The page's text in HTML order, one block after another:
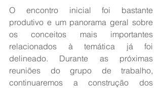
O encontro inicial foi bastante
produtivo e um panorama geral sobre
os conceitos mais importantes
relacionados à temática já foi
delineado. Durante as próximas
reuniões do grupo de trabalho,
continuaremos a construção dos